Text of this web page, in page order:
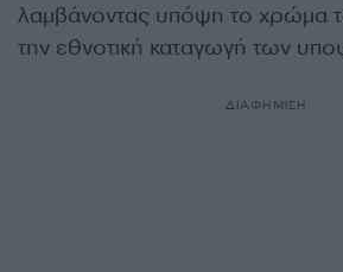
λαμβάνοντας υπόψη το χρώμα
την εθνοτική καταγωγή των
ΔΙΑΦΗΜΙΣΗ